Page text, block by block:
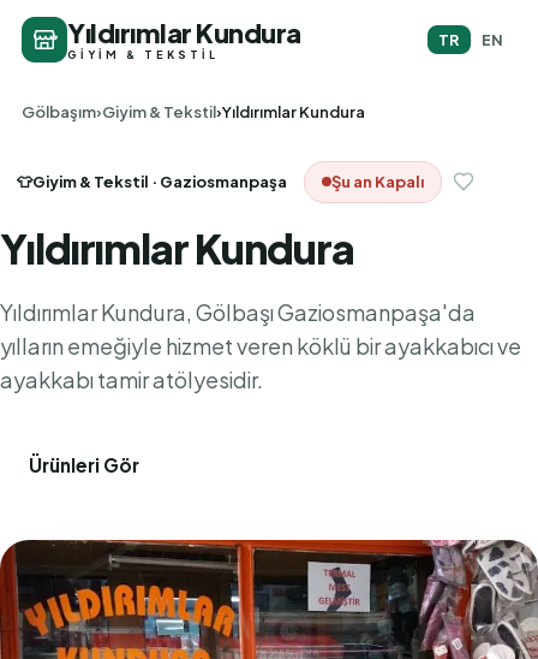
Yıldırımlar Kundura
GIYIM & TEKSTIL
TR EN
Gölbaşım Giyim & Tekstil Yıldırımlar Kundura
👕Giyim & Tekstil · Gaziosmanpaşa Şu an Kapalı
Yıldırımlar Kundura
Yıldırımlar Kundura, Gölbaşı Gaziosmanpaşa'da
yılların emeğiyle hizmet veren köklü bir ayakkabıcı ve
ayakkabı tamir atölyesidir.
Ürünleri Gör